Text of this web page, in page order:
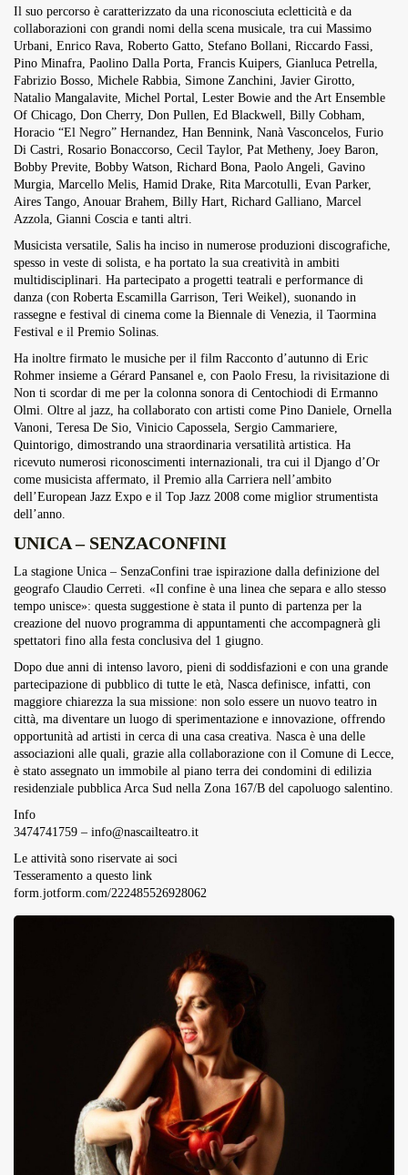
Il suo percorso è caratterizzato da una riconosciuta ecletticità e da
collaborazioni con grandi nomi della scena musicale, tra cui Massimo
Urbani, Enrico Rava, Roberto Gatto, Stefano Bollani, Riccardo Fassi,
Pino Minafra, Paolino Dalla Porta, Francis Kuipers, Gianluca Petrella,
Fabrizio Bosso, Michele Rabbia, Simone Zanchini, Javier Girotto,
Natalio Mangalavite, Michel Portal, Lester Bowie and the Art Ensemble
Of Chicago, Don Cherry, Don Pullen, Ed Blackwell, Billy Cobham,
Horacio “El Negro” Hernandez, Han Bennink, Nanà Vasconcelos, Furio
Di Castri, Rosario Bonaccorso, Cecil Taylor, Pat Metheny, Joey Baron,
Bobby Previte, Bobby Watson, Richard Bona, Paolo Angeli, Gavino
Murgia, Marcello Melis, Hamid Drake, Rita Marcotulli, Evan Parker,
Aires Tango, Anouar Brahem, Billy Hart, Richard Galliano, Marcel
Azzola, Gianni Coscia e tanti altri.
Musicista versatile, Salis ha inciso in numerose produzioni discografiche,
spesso in veste di solista, e ha portato la sua creatività in ambiti
multidisciplinari. Ha partecipato a progetti teatrali e performance di
danza (con Roberta Escamilla Garrison, Teri Weikel), suonando in
rassegne e festival di cinema come la Biennale di Venezia, il Taormina
Festival e il Premio Solinas.
Ha inoltre firmato le musiche per il film Racconto d’autunno di Eric
Rohmer insieme a Gérard Pansanel e, con Paolo Fresu, la rivisitazione di
Non ti scordar di me per la colonna sonora di Centochiodi di Ermanno
Olmi. Oltre al jazz, ha collaborato con artisti come Pino Daniele, Ornella
Vanoni, Teresa De Sio, Vinicio Capossela, Sergio Cammariere,
Quintorigo, dimostrando una straordinaria versatilità artistica. Ha
ricevuto numerosi riconoscimenti internazionali, tra cui il Django d’Or
come musicista affermato, il Premio alla Carriera nell’ambito
dell’European Jazz Expo e il Top Jazz 2008 come miglior strumentista
dell’anno.
UNICA – SENZACONFINI
La stagione Unica – SenzaConfini trae ispirazione dalla definizione del
geografo Claudio Cerreti. «Il confine è una linea che separa e allo stesso
tempo unisce»: questa suggestione è stata il punto di partenza per la
creazione del nuovo programma di appuntamenti che accompagnerà gli
spettatori fino alla festa conclusiva del 1 giugno.
Dopo due anni di intenso lavoro, pieni di soddisfazioni e con una grande
partecipazione di pubblico di tutte le età, Nasca definisce, infatti, con
maggiore chiarezza la sua missione: non solo essere un nuovo teatro in
città, ma diventare un luogo di sperimentazione e innovazione, offrendo
opportunità ad artisti in cerca di una casa creativa. Nasca è una delle
associazioni alle quali, grazie alla collaborazione con il Comune di Lecce,
è stato assegnato un immobile al piano terra dei condomini di edilizia
residenziale pubblica Arca Sud nella Zona 167/B del capoluogo salentino.
Info
3474741759 – info@nascailteatro.it
Le attività sono riservate ai soci
Tesseramento a questo link
form.jotform.com/222485526928062